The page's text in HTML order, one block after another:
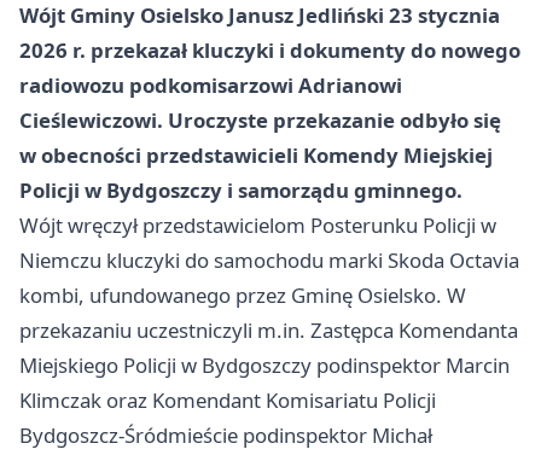
Wójt Gminy Osielsko Janusz Jedliński 23 stycznia
2026 r. przekazał kluczyki i dokumenty do nowego
radiowozu podkomisarzowi Adrianowi
Cieślewiczowi. Uroczyste przekazanie odbyło się
w obecności przedstawicieli Komendy Miejskiej
Policji w Bydgoszczy i samorządu gminnego.
Wójt wręczył przedstawicielom Posterunku Policji w
Niemczu kluczyki do samochodu marki Skoda Octavia
kombi, ufundowanego przez Gminę Osielsko. W
przekazaniu uczestniczyli m.in. Zastępca Komendanta
Miejskiego Policji w Bydgoszczy podinspektor Marcin
Klimczak oraz Komendant Komisariatu Policji
Bydgoszcz-Śródmieście podinspektor Michał